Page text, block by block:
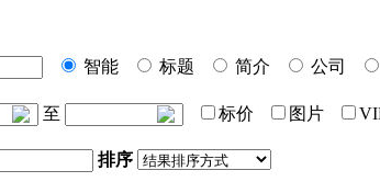
智能
标题 简介 公司
至 标价 图片
排序